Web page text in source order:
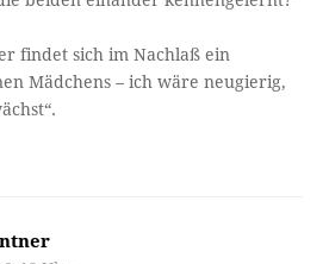
findet sich im Nachlaß ein
Mädchens – ich wäre neugierig,